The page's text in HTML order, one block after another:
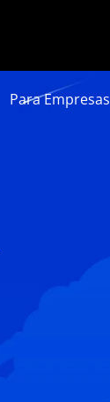
Para Empresas